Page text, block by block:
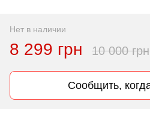
Нет в наличии
8 299 грн 10 000 грн
Сообщить,